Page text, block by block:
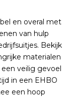
en overal met
van hulp
Bekijk
materialen
veilig gevoel
in een EHBO
een hoop